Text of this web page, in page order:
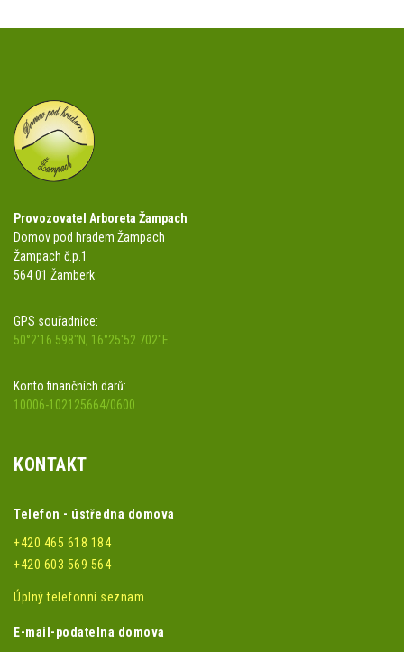
Provozovatel Arboreta Žampach
Domov pod hradem Žampach
Žampach č.p.1
564 01 Žamberk
GPS souřadnice:
50°2'16.598"N, 16°25'52.702"E
Konto finančních darů:
10006-102125664/0600
KONTAKT
Telefon - ústředna domova
+420 465 618 184
+420 603 569 564
Úplný telefonní seznam
E-mail-podatelna domova